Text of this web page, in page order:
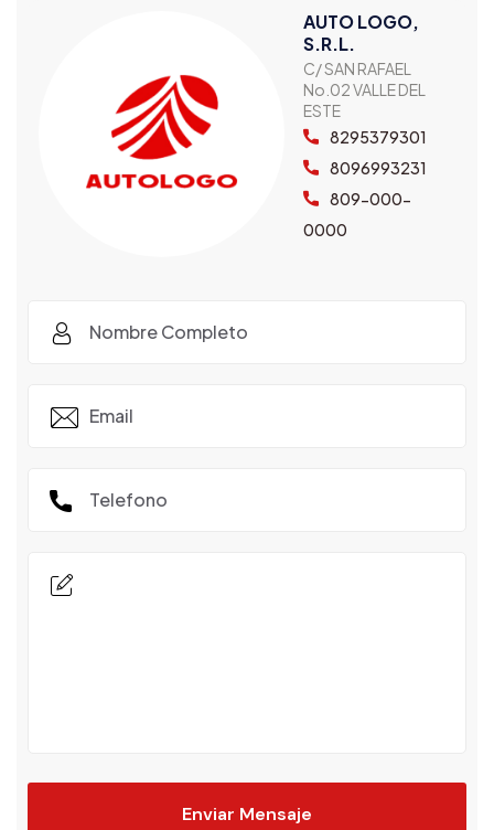
AUTO LOGO,
S.R.L.
C/ SAN RAFAEL
No.02 VALLE DEL
ESTE
8295379301
8096993231
809-000-
0000
Enviar Mensaje